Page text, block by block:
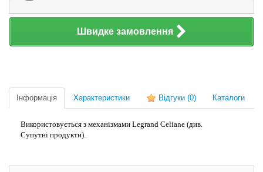
Швидке замовлення
Інформація Характеристики Відгуки (0) Каталоги
Використовується з механізмами Legrand Celiane (див.
Супутні продукти).